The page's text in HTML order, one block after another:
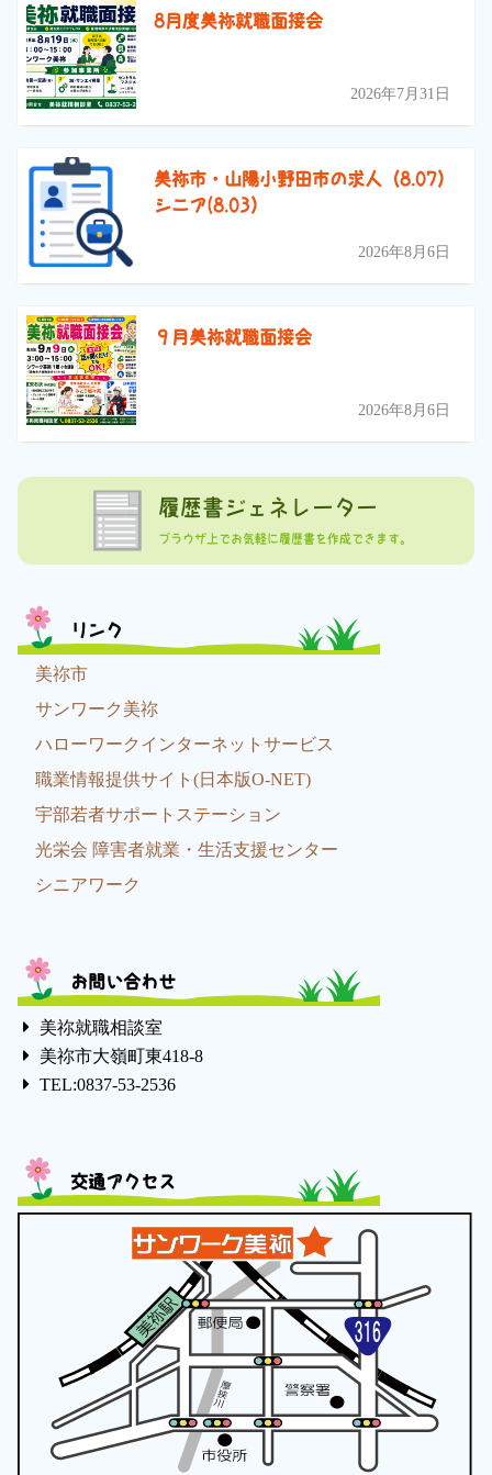
8月度美祢就職面接会
2026年7月31日
美祢市・山陽小野田市の求人（8.07）
シニア(8.03）
2026年8月6日
９月美祢就職面接会
2026年8月6日
履歴書ジェネレーター
ブラウザ上でお気軽に履歴書を作成できます。
リンク
美祢市
サンワーク美祢
ハローワークインターネットサービス
職業情報提供サイト(日本版O-NET)
宇部若者サポートステーション
光栄会 障害者就業・生活支援センター
シニアワーク
お問い合わせ
美祢就職相談室
美祢市大嶺町東418-8
TEL:0837-53-2536
交通アクセス